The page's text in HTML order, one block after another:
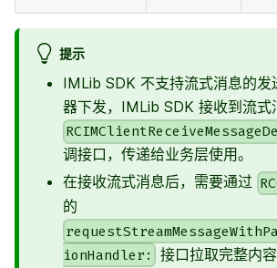
提示
IMLib SDK 不支持流式消息的发
器下发，IMLib SDK 接收到流式
调接口，传递给业务层使用。
在接收流式消息后，需要通过
的
ionHandler: 接口拉取完整内容